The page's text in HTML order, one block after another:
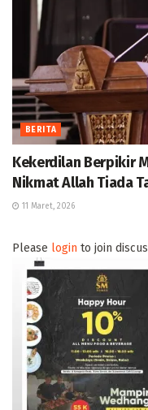
BERITA
Kekerdilan Berpikir
Nikmat Allah Tiada
11 Maret, 2026
Please login to join